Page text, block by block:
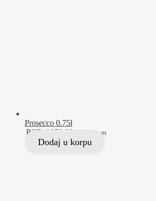
Prosecco 0.75l
RSD 1.950,00 Sa PDV-om
Dodaj u korpu